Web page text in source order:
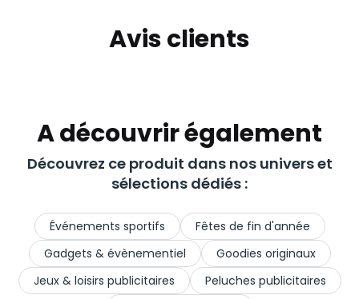
Avis clients
A découvrir également
Découvrez ce produit dans nos univers et
sélections dédiés :
Événements sportifs
Fêtes de fin d'année
Gadgets & évènementiel
Goodies originaux
Jeux & loisirs publicitaires
Peluches publicitaires